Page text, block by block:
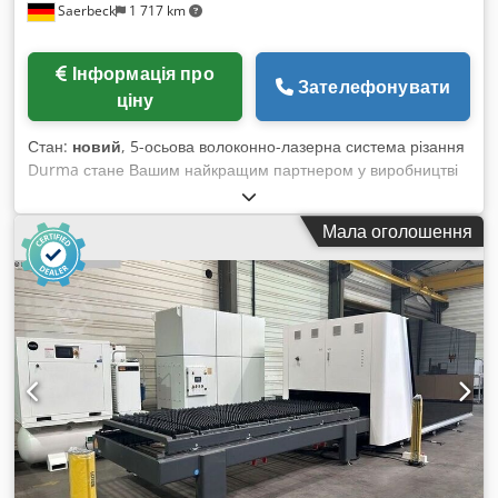
кВт Номінальний струм всієї машини: 69,2 А Середнє
забезпечення LANTEK EXPERT II CUT, включаючи
постпроцесор
Saerbeck 1 717 km
ціну
Зателефонувати
Стан: новий, 5-осьова волоконно-лазерна система різання
Durma стане Вашим найкращим партнером у виробництві
автомобільних та інших високоточних і складних 3D-
компонентів. Система пропонує на 25% більшу робочу зону,
ніж машини з подібною концепцією. Для бездоганної якості
різання потужна конструкція верстата та поворотний стіл
забезпечують найвищий рівень продуктивності. Завдяки
простому використанню пристрою Ви економите час.
Компоненти провідних виробників та високоякісні матеріали
виключають необхідність обслуговування та сервісу. З цією
технологією досягається якісна 3D-обробка. Ви
споживатимете менше енергії та зможете збільшити
прибуток Вашого бізнесу. Машина вражає своєю швидкістю,
надійністю та сучасним дизайном. Технічні характеристики
HD-FA Доступні потужності: 2, 3 та 4 кВт X-вісь: 3 000 мм Y-
Мала оголошення